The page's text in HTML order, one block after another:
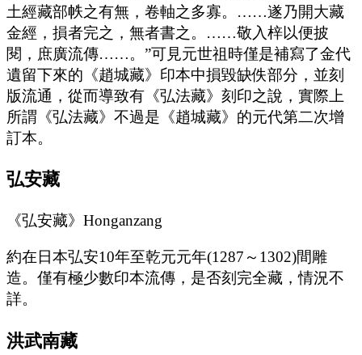
土經藏部帙之有無，卷軸之多寡。……遂乃開大藏
金經，損者完之，無者書之。……敬入梓以便披
閱，庶廣流傳……。”可見元世祖時僅是補寫了金代
遺留下來的《趙城藏》印本中損毀缺佚部分，並刻
版流通，從而導致有《弘法藏》刻印之說，實際上
所謂《弘法藏》不過是《趙城藏》的元代第二次增
訂本。
弘安藏
《弘安藏》Honganzang
約在日本弘安10年至乾元元年(1287～1302)間雕
造。僅有極少數印本流傳，是否刻完全藏，情況不
詳。
洪武南藏